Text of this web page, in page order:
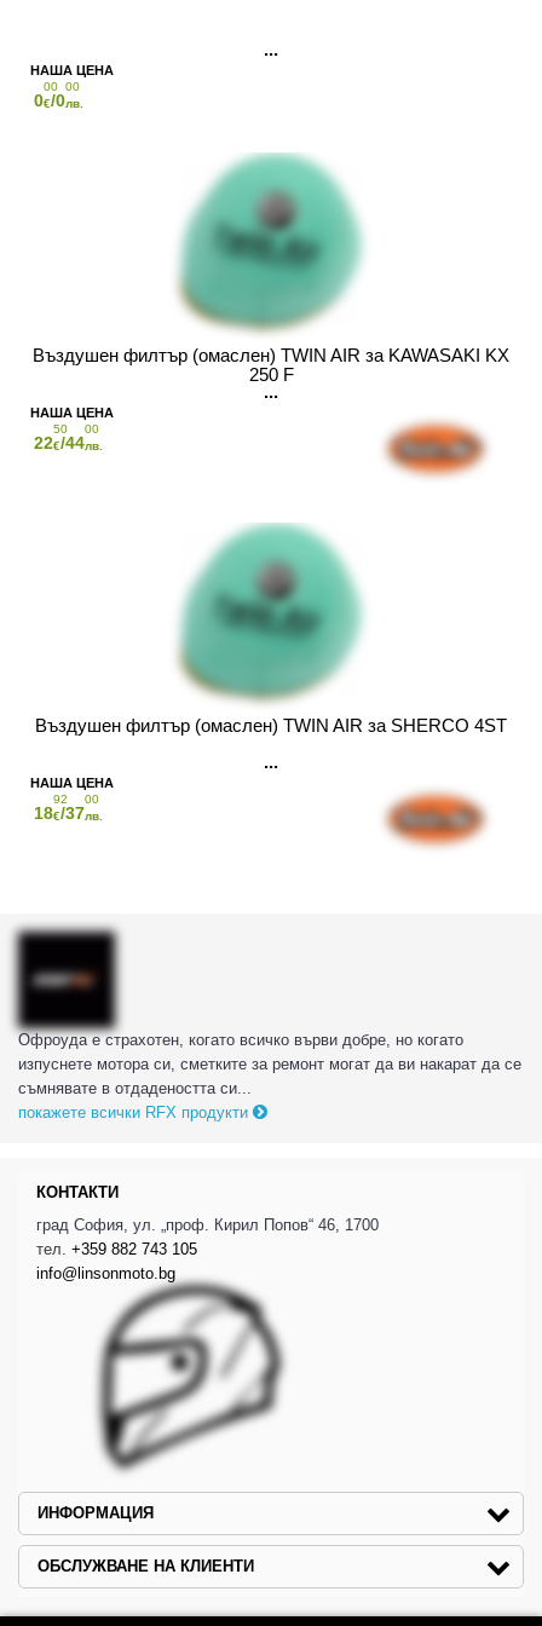
Офроуда е страхотен, когато всичко върви добре, но когато
изпуснете мотора си, сметките за ремонт могат да ви накарат да се
съмнявате в отдадеността си...
покажете всички RFX продукти
0
00
€/0
00
лв.
Въздушен филтър (омаслен) TWIN AIR за KAWASAKI KX
250 F
22
50
€/44
00
лв.
Въздушен филтър (омаслен) TWIN AIR за SHERCO 4ST
18
92
€/37
00
лв.
КОНТАКТИ
град София, ул. „проф. Кирил Попов“ 46, 1700
тел. +359 882 743 105
info@linsonmoto.bg
ИНФОРМАЦИЯ
ОБСЛУЖВАНЕ НА КЛИЕНТИ